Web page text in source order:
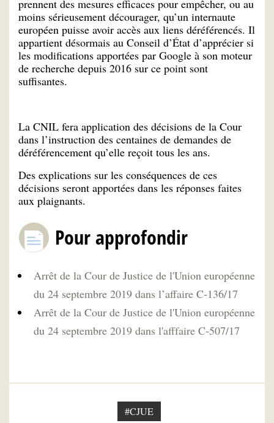
prennent des mesures efficaces pour empêcher, ou au
moins sérieusement décourager, qu’un internaute
européen puisse avoir accès aux liens déréférencés. Il
appartient désormais au Conseil d’État d’apprécier si
les modifications apportées par Google à son moteur
de recherche depuis 2016 sur ce point sont
suffisantes.
La CNIL fera application des décisions de la Cour
dans l’instruction des centaines de demandes de
déréférencement qu’elle reçoit tous les ans.
Des explications sur les conséquences de ces
décisions seront apportées dans les réponses faites
aux plaignants.
Pour approfondir
Arrêt de la Cour de Justice de l'Union européenne
du 24 septembre 2019 dans l’affaire C‑136/17
Arrêt de la Cour de Justice de l'Union européenne
du 24 septembre 2019 dans l'afffaire C‑507/17
#CJUE